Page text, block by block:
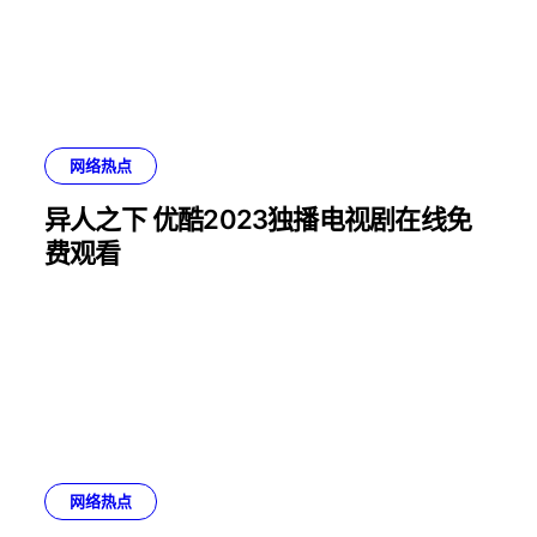
网络热点
异人之下 优酷2023独播电视剧在线免
费观看
网络热点